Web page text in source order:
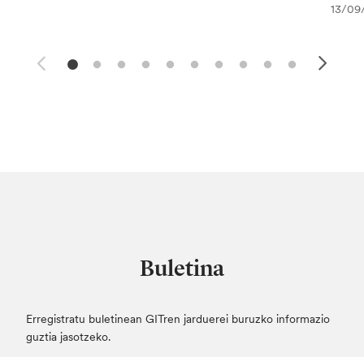
13/
Buletina
Erregistratu buletinean GITren jarduerei buruzko informazio
guztia jasotzeko.